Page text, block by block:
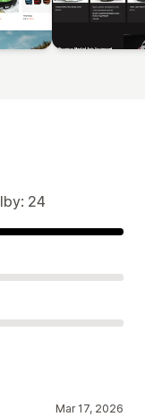
24
Mar 17, 2026